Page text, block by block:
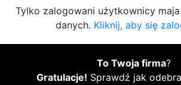
Tylko zalogowani użytkownicy
danych. Kliknij, aby się
To Twoja firma?
Gratulacje! Sprawdź jak